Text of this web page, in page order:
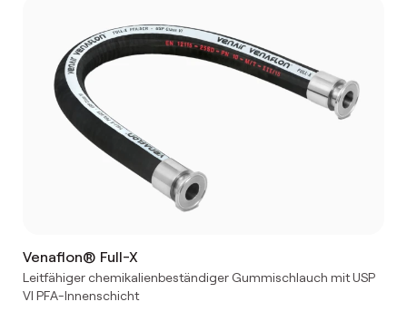
Venaflon® Full-X
Leitfähiger chemikalienbeständiger Gummischlauch mit USP
VI PFA-Innenschicht